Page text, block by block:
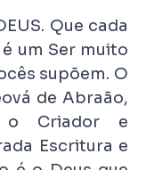
Que cada
um Ser muito
supõem. O
de Abraão,
Criador e
Escritura e